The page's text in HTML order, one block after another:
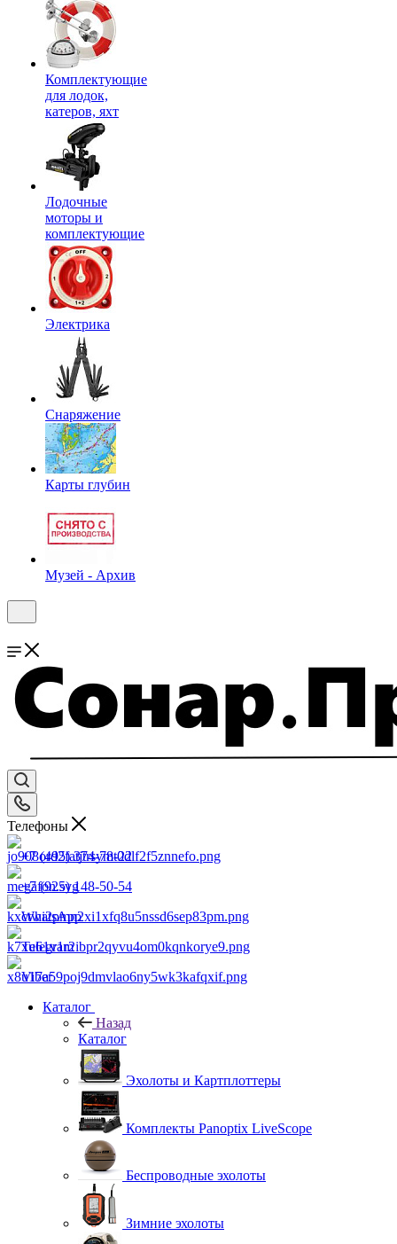
Комплектующие
для лодок,
катеров, яхт
Лодочные
моторы и
комплектующие
Электрика
Снаряжение
Карты глубин
Музей - Архив
Телефоны
+7 (495) 374-78-22
+7 (925) 148-50-54
WhatsApp
Telegram
Viber
Каталог
Назад
Каталог
Эхолоты и Картплоттеры
Комплекты Panoptix LiveScope
Беспроводные эхолоты
Зимние эхолоты